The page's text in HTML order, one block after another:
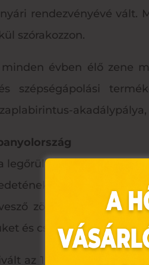
rendezvényévé
szórakozzon.
évben élő zene
szépségápolási
legőrültebb spanyol
sok változata
zöldségesek
és csalódottságukat a
az 1950 -es évek